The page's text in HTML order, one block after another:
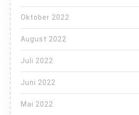
Oktober 2022
August 2022
Juli 2022
Juni 2022
Mai 2022